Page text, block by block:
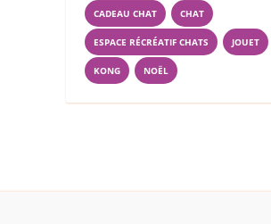
CADEAU CHAT CHAT
ESPACE RÉCRÉATIF CHATS JOUET
KONG NOËL